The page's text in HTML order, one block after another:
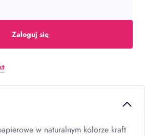
Zaloguj się
w naturalnym kolorze kraft